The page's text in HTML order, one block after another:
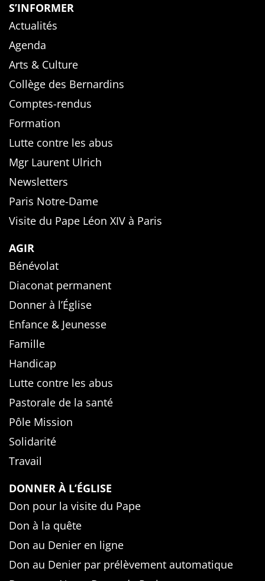
S’INFORMER
Actualités
Agenda
Arts & Culture
Collège des Bernardins
Comptes-rendus
Formation
Lutte contre les abus
Mgr Laurent Ulrich
Newsletters
Paris Notre-Dame
Visite du Pape Léon XIV à Paris
AGIR
Bénévolat
Diaconat permanent
Donner à l’Église
Enfance & Jeunesse
Famille
Handicap
Lutte contre les abus
Pastorale de la santé
Pôle Mission
Solidarité
Travail
DONNER À L’ÉGLISE
Don pour la visite du Pape
Don à la quête
Don au Denier en ligne
Don au Denier par prélèvement automatique